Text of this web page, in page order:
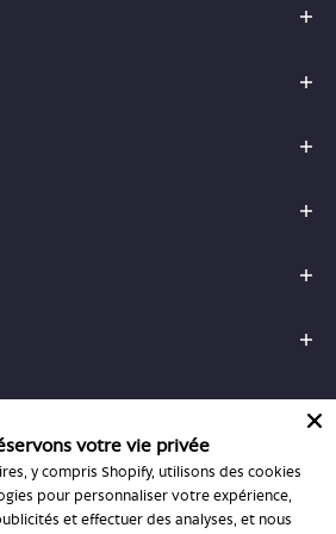
votre vie privée
y compris Shopify, utilisons des cookies
pour personnaliser votre expérience,
et effectuer des analyses, et nous